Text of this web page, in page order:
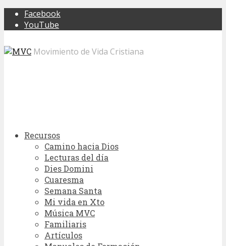
Facebook
YouTube
Movimiento de Vida Cristiana
Recursos
Camino hacia Dios
Lecturas del día
Dies Domini
Cuaresma
Semana Santa
Mi vida en Xto
Música MVC
Familiaris
Artículos